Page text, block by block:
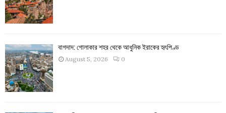
বাগদাদ: গোলাকার শহর থেকে আধুনিক ইরাকের হৃৎপিণ্ড
August 5, 2026 0